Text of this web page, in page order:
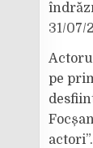
31/07/
pe